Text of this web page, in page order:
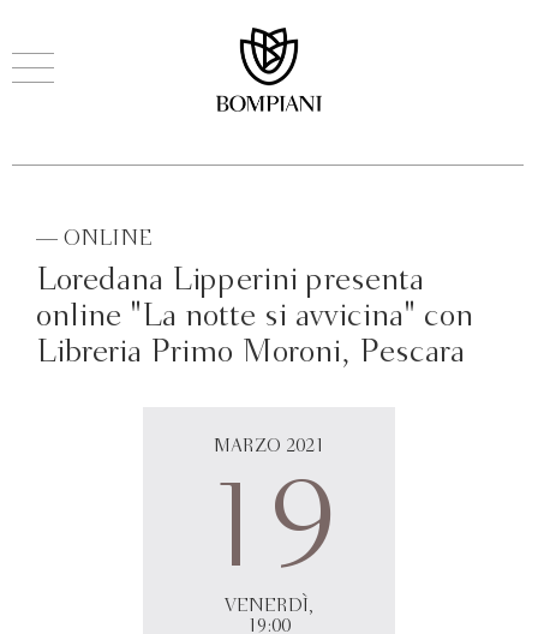
— ONLINE
Loredana Lipperini presenta
online "La notte si avvicina" con
Libreria Primo Moroni, Pescara
MARZO 2021
19
VENERDÌ,
19:00